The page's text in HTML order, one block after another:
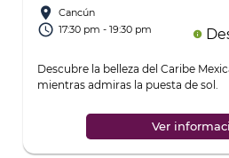
place Cancún
access_time 17:30 pm - 19:30 pm info
Descubre la belleza del Caribe
mientras admiras la puesta de sol.
Ver